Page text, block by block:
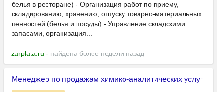
белья в ресторане) - Организация работ по приему,
складированию, хранению, отпуску товарно-материальных
ценностей (белья и посуды) - Управление складскими
запасами, организация...
zarplata.ru - найдена более недели назад
Менеджер по продажам химико-аналитических услуг